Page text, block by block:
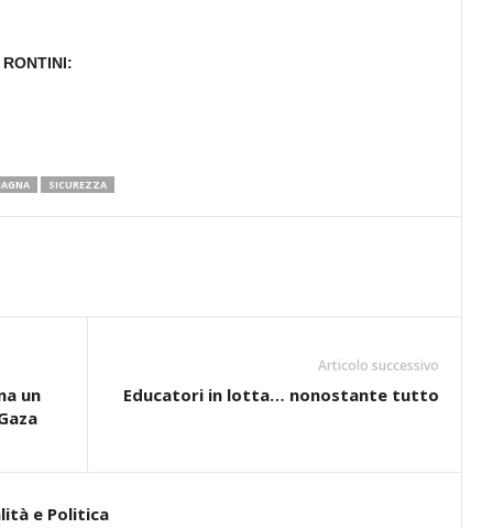
SICUREZZA
un
Articolo successivo
Educatori in lotta… nonostante tutto
e Politica